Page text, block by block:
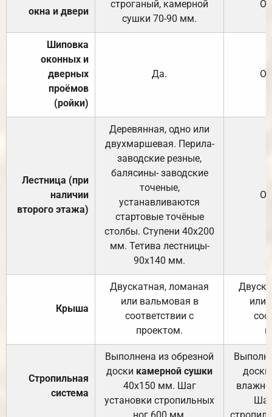
окна и двери
строганый, камерной
сушки 70-90 мм.
Шиповка
оконных и
дверных
проёмов
(ройки)
Да.
Лестница (при
наличии
второго этажа)
Деревянная, одно или
двухмаршевая. Перила-
заводские резные,
балясины- заводские
точеные,
устанавливаются
стартовые точёные
столбы. Ступени 40х200
мм. Тетива лестницы-
90х140 мм.
Крыша
Двускатная, ломаная
или вальмовая в
соответствии с
проектом.
или
Стропильная
система
Выполнена из обрезной
доски камерной сушки
40х150 мм. Шаг
установки стропильных
ног 600 мм.
доски